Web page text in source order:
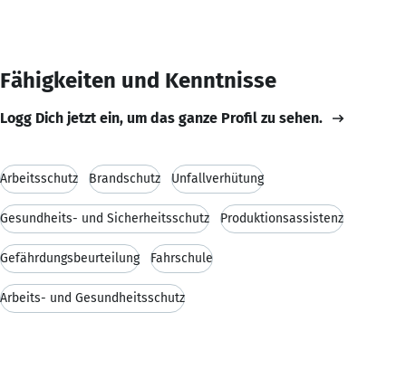
Fähigkeiten und Kenntnisse
Logg Dich jetzt ein, um das ganze Profil zu sehen.
Arbeitsschutz Brandschutz Unfallverhütung
Gesundheits- und Sicherheitsschutz Produktionsassistenz
Gefährdungsbeurteilung Fahrschule
Arbeits- und Gesundheitsschutz